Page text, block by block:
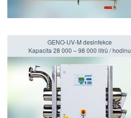
GENO-UV-M desinfekce
Kapacita 28 000 – 98 000 litrů / hodinu